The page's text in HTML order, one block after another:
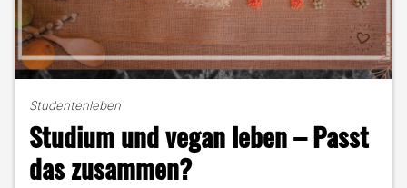
Studentenleben
Studium und vegan leben – Passt
das zusammen?